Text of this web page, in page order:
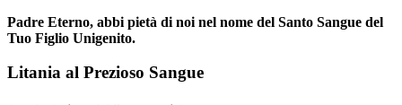
Padre Eterno, abbi pietà di noi nel nome del Santo Sangue del
Tuo Figlio Unigenito.
Litania al Prezioso Sangue